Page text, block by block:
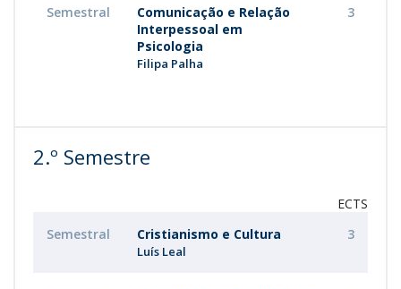
Semestral
Comunicação e Relação
Interpessoal em
Psicologia
Filipa Palha
3
2.º Semestre
ECTS
Semestral
Cristianismo e Cultura
Luís Leal
3